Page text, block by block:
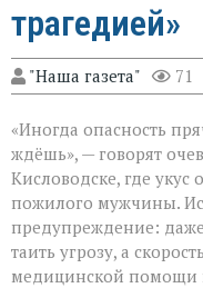
трагедией»
"Наша газета" 71
«Иногда опасность
ждёшь», — говорят
Кисловодске, где
пожилого мужчины.
предупреждение:
таить угрозу, а
медицинской помощи